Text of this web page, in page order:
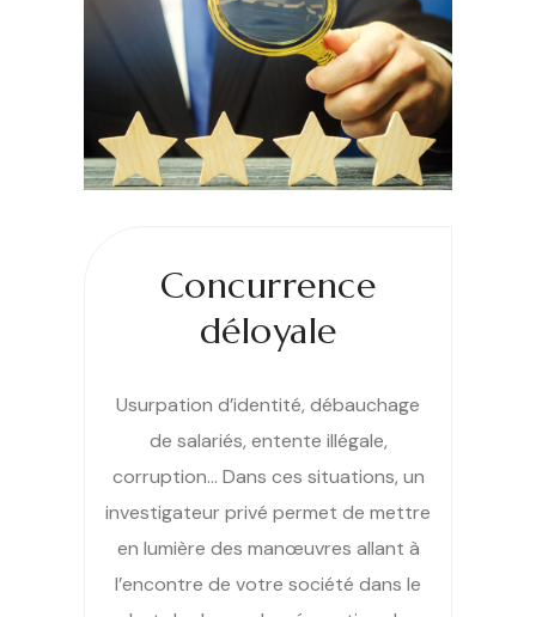
Concurrence
déloyale
Usurpation d’identité, débauchage
de salariés, entente illégale,
corruption… Dans ces situations, un
investigateur privé permet de mettre
en lumière des manœuvres allant à
l’encontre de votre société dans le